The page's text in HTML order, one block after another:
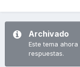
Archivado
Este tema
respuestas.